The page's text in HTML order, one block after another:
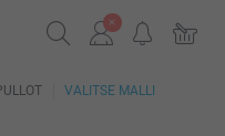
VALITSE MALLI